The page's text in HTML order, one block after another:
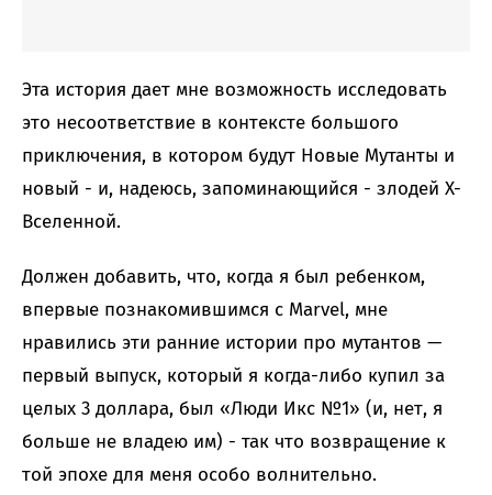
Эта история дает мне возможность исследовать
это несоответствие в контексте большого
приключения, в котором будут Новые Мутанты и
новый - и, надеюсь, запоминающийся - злодей X-
Вселенной.
Должен добавить, что, когда я был ребенком,
впервые познакомившимся с Marvel, мне
нравились эти ранние истории про мутантов —
первый выпуск, который я когда-либо купил за
целых 3 доллара, был «Люди Икс №1» (и, нет, я
больше не владею им) - так что возвращение к
той эпохе для меня особо волнительно.